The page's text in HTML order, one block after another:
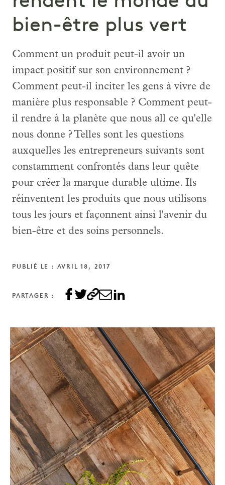
bien-être plus vert
Comment un produit peut-il avoir un
impact positif sur son environnement ?
Comment peut-il inciter les gens à vivre de
manière plus responsable ? Comment peut-
il rendre à la planète que nous all ce qu'elle
nous donne ? Telles sont les questions
auxquelles les entrepreneurs suivants sont
constamment confrontés dans leur quête
pour créer la marque durable ultime. Ils
réinventent les produits que nous utilisons
tous les jours et façonnent ainsi l'avenir du
bien-être et des soins personnels.
PUBLIÉ LE : AVRIL 18, 2017
PARTAGER :